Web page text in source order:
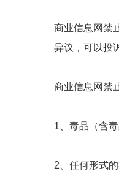
商业信息网禁
异议，可以投
商业信息网禁
1、毒品（含
2、任何形式